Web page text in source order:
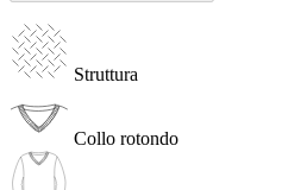
Struttura
Collo rotondo